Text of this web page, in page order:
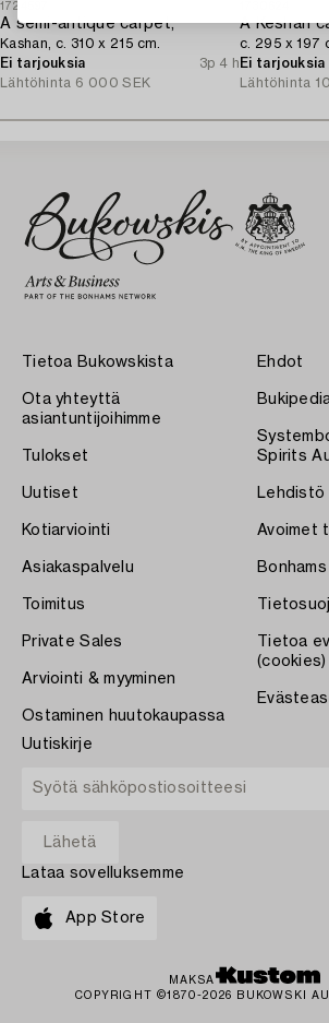
1724597
A semi-antique carpet,
Kashan, c. 310 x 215 cm.
Ei tarjouksia
3p 4 h
Lähtöhinta 6 000 SEK
A Keshan
c. 295 x 197
Ei tarjouksia
Lähtöhinta
Tietoa Bukowskista
Ota yhteyttä
asiantuntijoihimme
Tulokset
Uutiset
Kotiarviointi
Asiakaspalvelu
Toimitus
Private Sales
Arviointi & myyminen
Ostaminen huutokaupassa
Ehdot
Spirits
Lehdistö
Avoimet
Tietoa
(cookies)
Uutiskirje
Lataa sovelluksemme
App Store
MAKSA
COPYRIGHT ©1870-2026 BUKOWSKI